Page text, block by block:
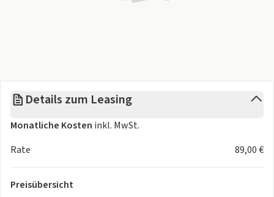
24 Monate / 20.000km_ _ _ _ _ _+ 38,57 €
24 Monate / 30.000km_ _ _ _ _ _+ 72,23 €
36 Monate / 20.000km_ _ _ _ _ _+ 55,23 €
Details zum Leasing
Monatliche Kosten inkl. MwSt.
Rate
89,00 €
Preisübersicht